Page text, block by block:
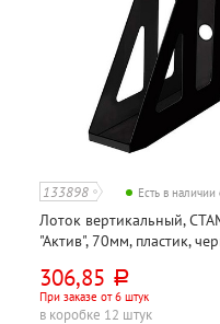
133898 Есть в наличии
Лоток вертикальный,
"Актив", 70мм, пластик,
306,85 руб.
При заказе от 6 штук
в коробке 12 штук